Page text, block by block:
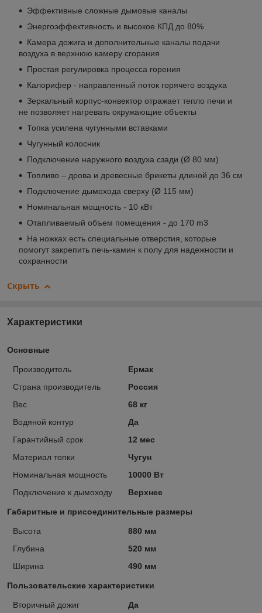
Эффективные сложные дымовые каналы
Энергоэффективность и высокое КПД до 80%
Камера дожига и дополнительные каналы подачи
воздуха в верхнюю камеру сгорания
Простая регулировка процесса горения
Калорифер - направленный поток горячего воздуха
Зеркальный корпус-конвектор отражает тепло печи и
не позволяет нагревать окружающие объекты
Топка усилена чугунными вставками
Чугунный колосник
Подключение наружного воздуха сзади (Ø 80 мм)
Топливо – дрова и древесные брикеты длиной до 36 см
Подключение дымохода сверху (Ø 115 мм)
Номинальная мощность - 10 кВт
Отапливаемый объем помещения - до 170 m3
На ножках есть специальные отверстия, которые
помогут закрепить печь-камин к полу для надежности и
сохранности
Скрыть
Характеристики
Основные
Производитель
Ермак
Страна производитель
Россия
Вес
68 кг
Водяной контур
Да
Гарантийный срок
12 мес
Материал топки
Чугун
Номинальная мощность
10000 Вт
Подключение к дымоходу
Верхнее
Габаритные и присоединительные размеры
Высота
880 мм
Глубина
520 мм
Ширина
490 мм
Пользовательские характеристики
Вторичный дожиг Да